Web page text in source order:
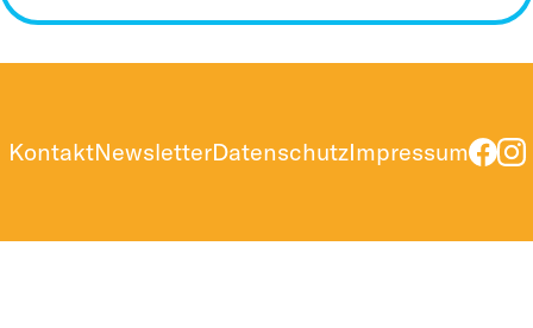
KontaktNewsletterDatenschutzImpressum